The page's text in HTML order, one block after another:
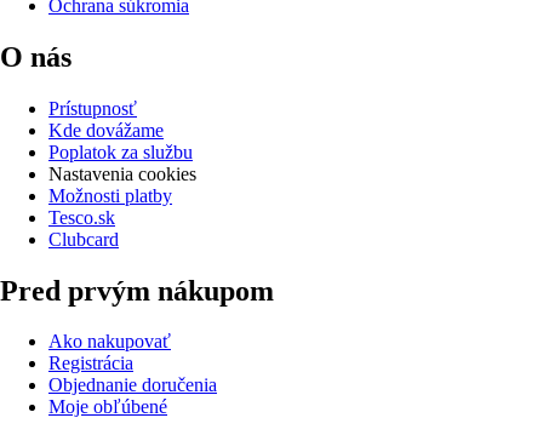
Ochrana súkromia
O nás
Prístupnosť
Kde dovážame
Poplatok za službu
Nastavenia cookies
Možnosti platby
Tesco.sk
Clubcard
Pred prvým nákupom
Ako nakupovať
Registrácia
Objednanie doručenia
Moje obľúbené